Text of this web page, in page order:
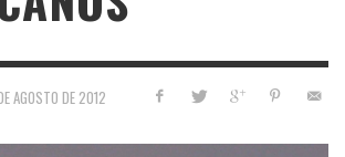
AGOSTO DE 2012